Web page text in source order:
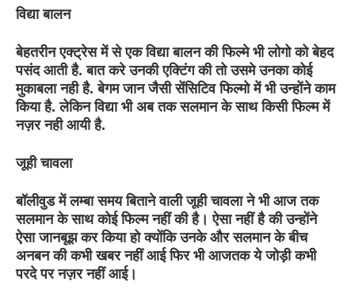
विद्या बालन
बेहतरीन एक्ट्रेस में से एक विद्या बालन की फिल्मे भी लोगो को बेहद
पसंद आती है. बात करे उनकी एक्टिंग की तो उसमे उनका कोई
मुकाबला नही है. बेगम जान जैसी सेंसिटिव फिल्मो में भी उन्होंने काम
किया है. लेकिन विद्या भी अब तक सलमान के साथ किसी फिल्म में
नज़र नही आयी है.
जूही चावला
बॉलीवुड में लम्बा समय बिताने वाली जूही चावला ने भी आज तक
सलमान के साथ कोई फिल्म नहीं की है। ऐसा नहीं है की उन्होंने
ऐसा जानबूझ कर किया हो क्योंकि उनके और सलमान के बीच
अनबन की कभी खबर नहीं आई फिर भी आजतक ये जोड़ी कभी
परदे पर नज़र नहीं आई।